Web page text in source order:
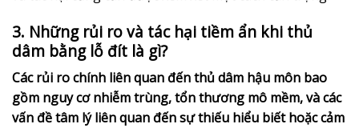
3. Những rủi ro và tác hại tiềm ẩn khi thủ
dâm bằng lỗ đít là gì?
Các rủi ro chính liên quan đến thủ dâm hậu môn bao
gồm nguy cơ nhiễm trùng, tổn thương mô mềm, và các
vấn đề tâm lý liên quan đến sự thiếu hiểu biết hoặc cảm